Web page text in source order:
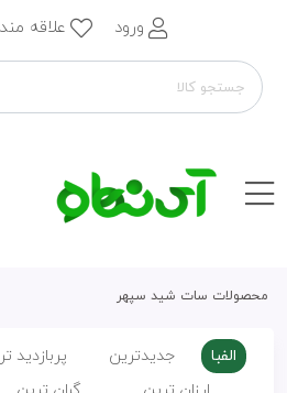
ورود علاقه
محصولات سات شید سپهر
الفبا جدیدترین پربازدید